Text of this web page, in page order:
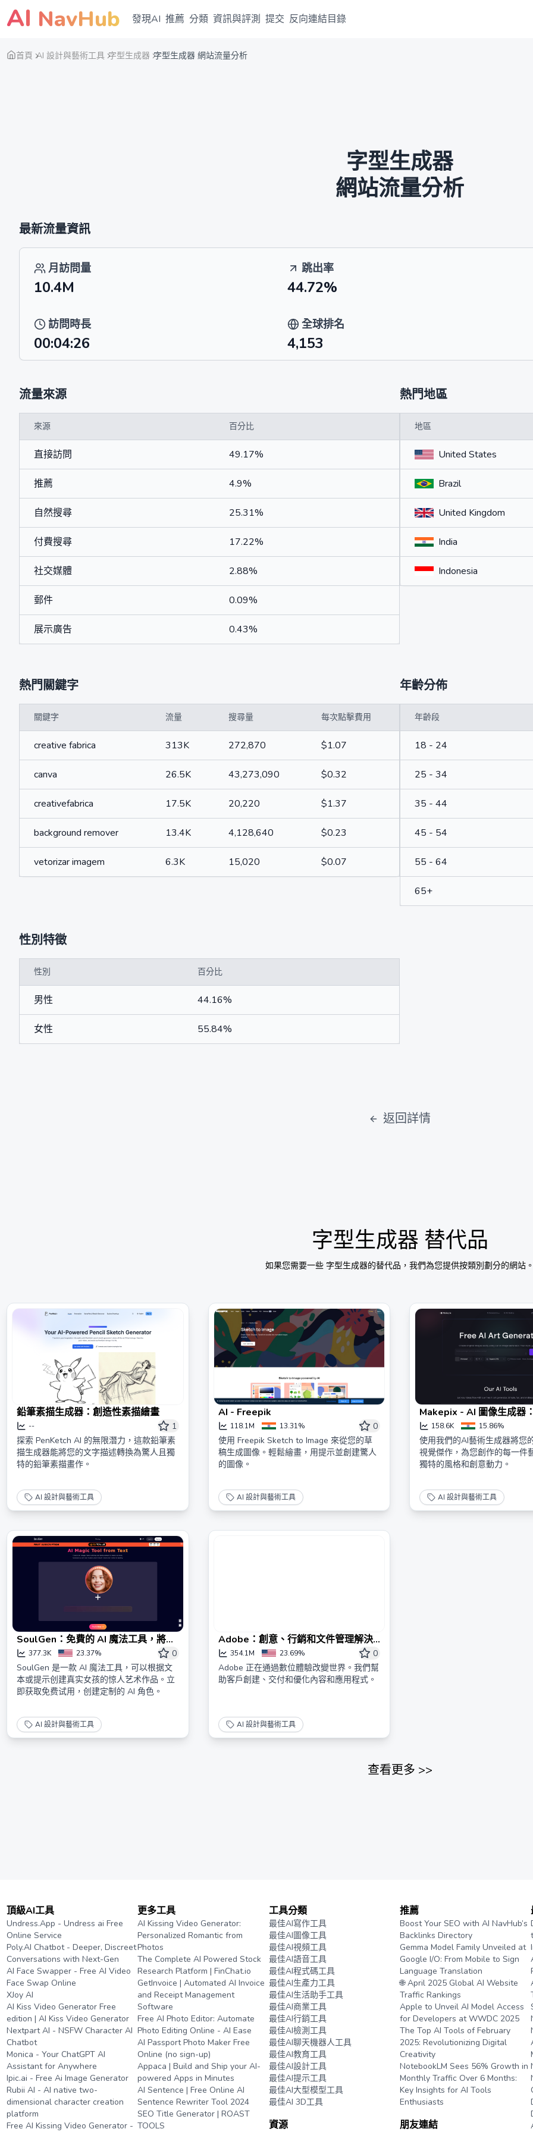
AI NavHub 發現AI 推薦 分類 資訊與評測 提交 反向連結目錄
首頁 AI 設計與藝術工具 字型生成器 字型生成器 網站流量分析
字型生成器
網站流量分析
最新流量資訊
月訪問量 跳出率
10.4M 44.72%
訪問時長 全球排名
00:04:26 4,153
流量來源
來源 百分比
直接訪問 49.17%
推薦 4.9%
自然搜尋 25.31%
付費搜尋 17.22%
社交媒體 2.88%
郵件 0.09%
展示廣告 0.43%
熱門地區
地區
United States
Brazil
United Kingdom
India
Indonesia
熱門關鍵字
關鍵字 流量 搜尋量 每次點擊費用
creative fabrica 313K 272,870 $1.07
canva 26.5K 43,273,090 $0.32
creativefabrica 17.5K 20,220 $1.37
background remover 13.4K 4,128,640 $0.23
vetorizar imagem 6.3K 15,020 $0.07
年齡分佈
年齡段
18 - 24
25 - 34
35 - 44
45 - 54
55 - 64
65+
性別特徵
性別 百分比
男性 44.16%
女性 55.84%
返回詳情
字型生成器 替代品
如果您需要一些 字型生成器的替代品，我們為您提供按類別劃分的網站
鉛筆素描生成器：創造性素描繪畫
--
1
探索 PenKetch AI 的無限潛力，這款鉛筆素
描生成器能將您的文字描述轉換為驚人且獨
特的鉛筆素描畫作。
AI 設計與藝術工具
AI - Freepik
118.1M 13.31%
0
使用 Freepik Sketch to Image 來從您的草
稿生成圖像。輕鬆繪畫，用提示並創建驚人
的圖像。
AI 設計與藝術工具
Makepix - AI 圖像生成器
AI 藝術！
158.6K 15.86%
使用我們的AI藝術生成器將您
視覺傑作，為您創作的每一件
獨特的風格和創意動力。
AI 設計與藝術工具
SoulGen：免費的 AI 魔法工具，將文
字在線轉換為藝術作品
377.3K 23.37%
0
SoulGen 是一款 AI 魔法工具，可以根据文
本或提示创建真实女孩的惊人艺术作品。立
即获取免费试用，创建定制的 AI 角色。
AI 設計與藝術工具
Adobe：創意、行銷和文件管理解決
方案354.1M 23.69%
0
Adobe 正在通過數位體驗改變世界。我們幫
助客戶創建、交付和優化內容和應用程式。
AI 設計與藝術工具
查看更多 >>
頂級AI工具
Undress.App - Undress ai Free
Online Service
Poly.AI Chatbot - Deeper, Discreet
Conversations with Next-Gen
AI Face Swapper - Free AI Video
Face Swap Online
XJoy AI
AI Kiss Video Generator Free
edition | AI Kiss Video Generator
Nextpart AI - NSFW Character AI
Chatbot
Monica - Your ChatGPT AI
Assistant for Anywhere
Ipic.ai - Free Ai Image Generator
Rubii AI - AI native two-
dimensional character creation
platform
Free AI Kissing Video Generator -
更多工具
AI Kissing Video Generator:
Personalized Romantic from
Photos
The Complete AI Powered Stock
Research Platform | FinChat.io
GetInvoice | Automated AI Invoice
and Receipt Management
Software
Free AI Photo Editor: Automate
Photo Editing Online - AI Ease
AI Passport Photo Maker Free
Online (no sign-up)
Appaca | Build and Ship your AI-
powered Apps in Minutes
AI Sentence | Free Online AI
Sentence Rewriter Tool 2024
SEO Title Generator | ROAST
TOOLS
工具分類
最佳AI寫作工具
最佳AI圖像工具
最佳AI視頻工具
最佳AI語音工具
最佳AI程式碼工具
最佳AI生產力工具
最佳AI生活助手工具
最佳AI商業工具
最佳AI行銷工具
最佳AI檢測工具
最佳AI聊天機器人工具
最佳AI教育工具
最佳AI設計工具
最佳AI提示工具
最佳AI大型模型工具
最佳AI 3D工具
資源
推薦
Boost Your SEO with AI NavHub’s
Backlinks Directory
Gemma Model Family Unveiled at
Google I/O: From Mobile to Sign
Language Translation
🌐 April 2025 Global AI Website
Traffic Rankings
Apple to Unveil AI Model Access
for Developers at WWDC 2025
The Top AI Tools of February
2025: Revolutionizing Digital
Creativity
NotebookLM Sees 56% Growth in
Monthly Traffic Over 6 Months:
Key Insights for AI Tools
Enthusiasts
朋友連結